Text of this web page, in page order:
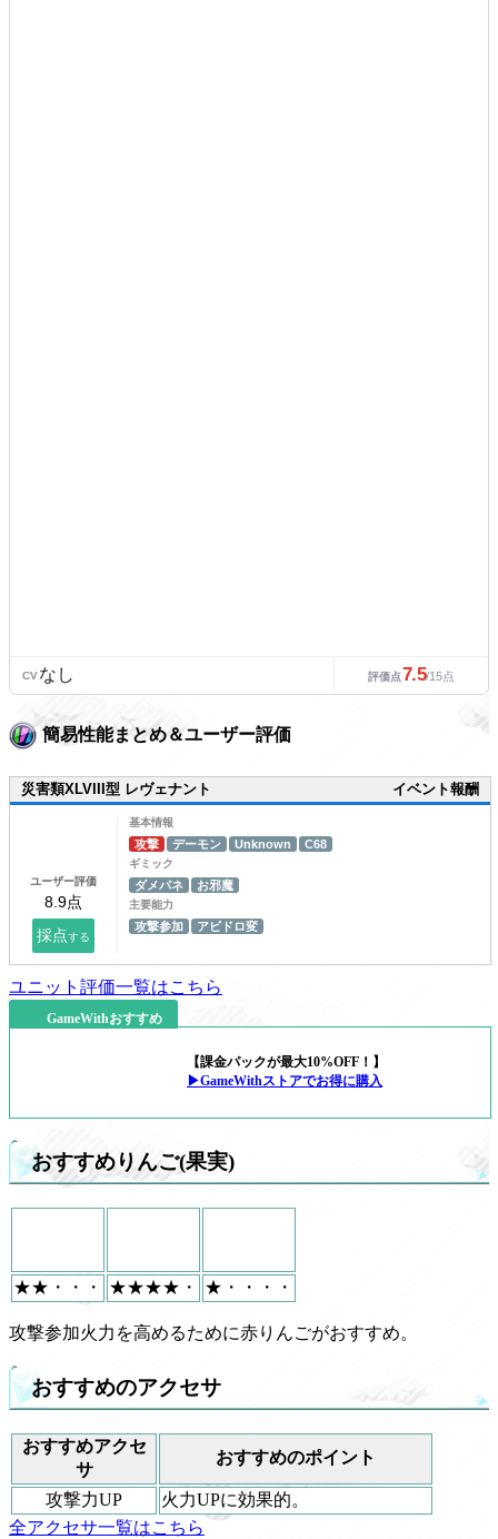
CVなし 評価点7.5/15点
簡易性能まとめ＆ユーザー評価
災害類XLVIII型 レヴェナント イベント報酬
ユーザー評価
基本情報
攻撃 デーモン Unknown C68
ギミック
ダメパネ お邪魔
主要能力
攻撃参加 アビドロ変
ユニット評価一覧はこちら
GameWithおすすめ
【課金パックが最大10%OFF！】
▶GameWithストアでお得に購入
おすすめりんご(果実)
★★・・・ ★★★★・ ★・・・・
攻撃参加火力を高めるために赤りんごがおすすめ。
おすすめのアクセサ
おすすめアクセ
サ
おすすめのポイント
攻撃力UP
火力UPに効果的。
全アクセサ一覧はこちら